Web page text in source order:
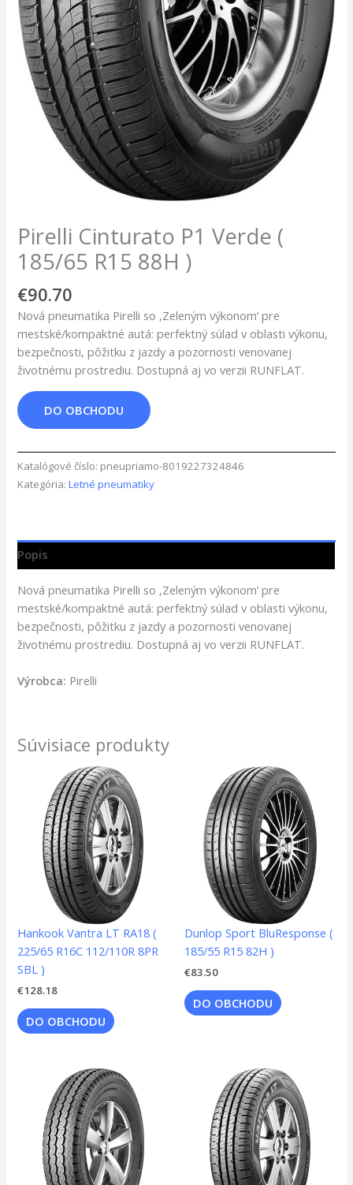
Pirelli Cinturato P1 Verde (
185/65 R15 88H )
€90.70
Nová pneumatika Pirelli so ‚Zeleným výkonom‘ pre
mestské/kompaktné autá: perfektný súlad v oblasti výkonu,
bezpečnosti, pôžitku z jazdy a pozornosti venovanej
životnému prostrediu. Dostupná aj vo verzii RUNFLAT.
DO OBCHODU
Katalógové číslo: pneupriamo-8019227324846
Kategória:Letné pneumatiky
Popis
Nová pneumatika Pirelli so ‚Zeleným výkonom‘ pre
mestské/kompaktné autá: perfektný súlad v oblasti výkonu,
bezpečnosti, pôžitku z jazdy a pozornosti venovanej
životnému prostrediu. Dostupná aj vo verzii RUNFLAT.
Výrobca: Pirelli
Súvisiace produkty
Hankook Vantra LT RA18 (
225/65 R16C 112/110R 8PR
SBL )
€128.18
DO OBCHODU
Dunlop Sport BluResponse (
185/55 R15 82H )
€83.50
DO OBCHODU